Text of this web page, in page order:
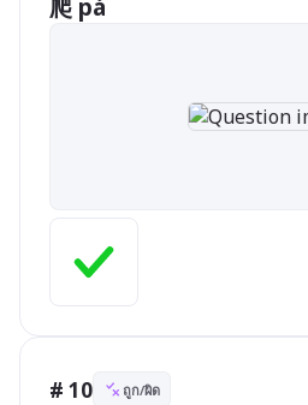
爬 pá
# 10 ถูก/ผิด